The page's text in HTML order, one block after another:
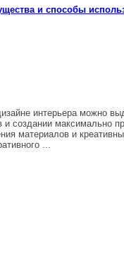
и способы
интерьера можно
и создании максимально
материалов и
...